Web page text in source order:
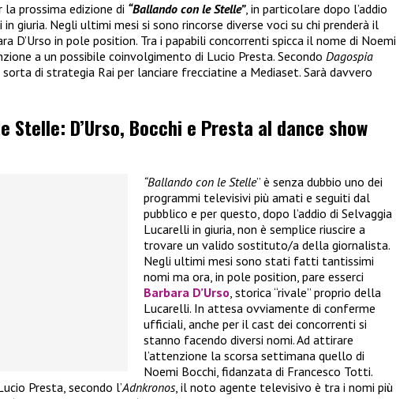
la prossima edizione di “Ballando con le Stelle”, in particolare dopo l’addio
giuria. Negli ultimi mesi si sono rincorse diverse voci su chi prenderà il
D’Urso in pole position. Tra i papabili concorrenti spicca il nome di Noemi
a un possibile coinvolgimento di Lucio Presta. Secondo Dagospia
di strategia Rai per lanciare frecciatine a Mediaset. Sarà davvero
Stelle: D’Urso, Bocchi e Presta al dance show
“Ballando con le Stelle” è senza dubbio uno dei
programmi televisivi più amati e seguiti dal
pubblico e per questo, dopo l’addio di Selvaggia
Lucarelli in giuria, non è semplice riuscire a
trovare un valido sostituto/a della giornalista.
Negli ultimi mesi sono stati fatti tantissimi
nomi ma ora, in pole position, pare esserci
Barbara D’Urso, storica “rivale” proprio della
Lucarelli. In attesa ovviamente di conferme
ufficiali, anche per il cast dei concorrenti si
stanno facendo diversi nomi. Ad attirare
l’attenzione la scorsa settimana quello di
Noemi Bocchi, fidanzata di Francesco Totti.
Presta, secondo l’Adnkronos, il noto agente televisivo è tra i nomi più